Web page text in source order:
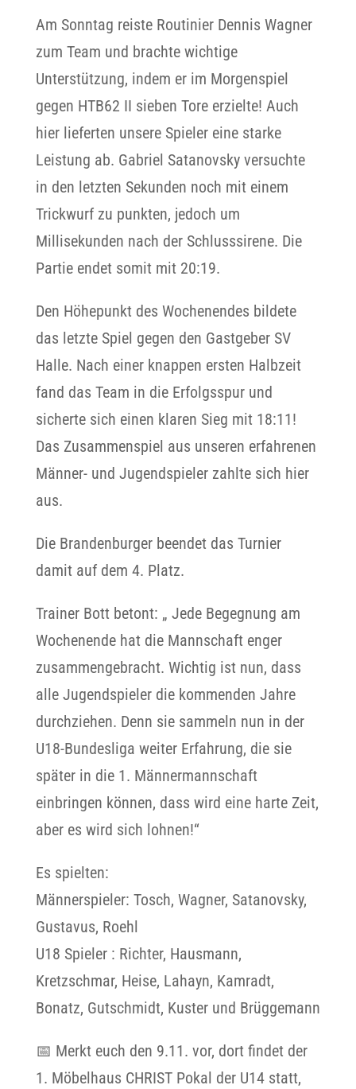
Am Sonntag reiste Routinier Dennis Wagner
zum Team und brachte wichtige
Unterstützung, indem er im Morgenspiel
gegen HTB62 II sieben Tore erzielte! Auch
hier lieferten unsere Spieler eine starke
Leistung ab. Gabriel Satanovsky versuchte
in den letzten Sekunden noch mit einem
Trickwurf zu punkten, jedoch um
Millisekunden nach der Schlusssirene. Die
Partie endet somit mit 20:19.
Den Höhepunkt des Wochenendes bildete
das letzte Spiel gegen den Gastgeber SV
Halle. Nach einer knappen ersten Halbzeit
fand das Team in die Erfolgsspur und
sicherte sich einen klaren Sieg mit 18:11!
Das Zusammenspiel aus unseren erfahrenen
Männer- und Jugendspieler zahlte sich hier
aus.
Die Brandenburger beendet das Turnier
damit auf dem 4. Platz.
Trainer Bott betont: „ Jede Begegnung am
Wochenende hat die Mannschaft enger
zusammengebracht. Wichtig ist nun, dass
alle Jugendspieler die kommenden Jahre
durchziehen. Denn sie sammeln nun in der
U18-Bundesliga weiter Erfahrung, die sie
später in die 1. Männermannschaft
einbringen können, dass wird eine harte Zeit,
aber es wird sich lohnen!“
Es spielten:
Männerspieler: Tosch, Wagner, Satanovsky,
Gustavus, Roehl
U18 Spieler : Richter, Hausmann,
Kretzschmar, Heise, Lahayn, Kamradt,
Bonatz, Gutschmidt, Kuster und Brüggemann
📅 Merkt euch den 9.11. vor, dort findet der
1. Möbelhaus CHRIST Pokal der U14 statt,